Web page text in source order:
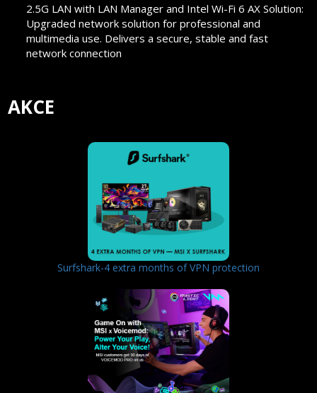
2.5G LAN with LAN Manager and Intel Wi-Fi 6 AX Solution:
Upgraded network solution for professional and
multimedia use. Delivers a secure, stable and fast
network connection
AKCE
Surfshark-4 extra months of VPN protection